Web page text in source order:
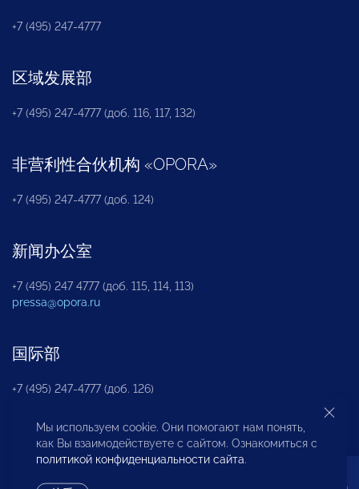
+7 (495) 247-4777
区域发展部
+7 (495) 247-4777 (доб. 116, 117, 132)
非营利性合伙机构 «OPORA»
+7 (495) 247-4777 (доб. 124)
新闻办公室
+7 (495) 247 4777 (доб. 115, 114, 113)
pressa@opora.ru
国际部
+7 (495) 247-4777 (доб. 126)
商投权益保护部
Мы используем cookie. Они помогают нам понять,
как Вы взаимодействуете с сайтом. Ознакомиться с
политикой конфиденциальности сайта.